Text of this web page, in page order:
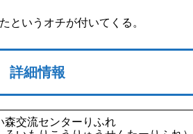
というオチが付いてくる。
詳細情報
森交流センターりふれ